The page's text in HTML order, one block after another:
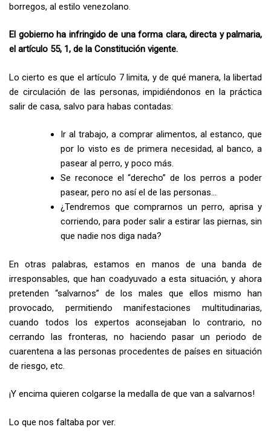
borregos, al estilo venezolano.
El gobierno ha infringido de una forma clara, directa y palmaria,
el artículo 55, 1, de la Constitución vigente.
Lo cierto es que el artículo 7 limita, y de qué manera, la libertad
de circulación de las personas, impidiéndonos en la práctica
salir de casa, salvo para habas contadas:
Ir al trabajo, a comprar alimentos, al estanco, que
por lo visto es de primera necesidad, al banco, a
pasear al perro, y poco más.
Se reconoce el “derecho” de los perros a poder
pasear, pero no así el de las personas…
¿Tendremos que comprarnos un perro, aprisa y
corriendo, para poder salir a estirar las piernas, sin
que nadie nos diga nada?
En otras palabras, estamos en manos de una banda de
irresponsables, que han coadyuvado a esta situación, y ahora
pretenden “salvarnos” de los males que ellos mismo han
provocado, permitiendo manifestaciones multitudinarias,
cuando todos los expertos aconsejaban lo contrario, no
cerrando las fronteras, no haciendo pasar un periodo de
cuarentena a las personas procedentes de países en situación
de riesgo, etc.
¡Y encima quieren colgarse la medalla de que van a salvarnos!
Lo que nos faltaba por ver.